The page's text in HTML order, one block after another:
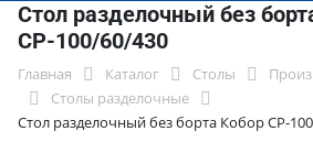
Стол разделочный без
СР-100/60/430
Главная Каталог Столы
Столы разделочные
Стол разделочный без борта Кобор СР-